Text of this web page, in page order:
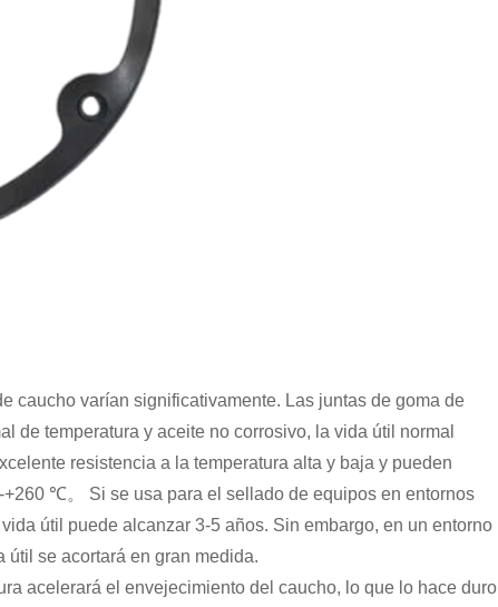
caucho varían significativamente. Las juntas de goma de
de temperatura y aceite no corrosivo, la vida útil normal
resistencia a la temperatura alta y baja y pueden
℃。 Si se usa para el sellado de equipos en entornos
útil puede alcanzar 3-5 años. Sin embargo, en un entorno
se acortará en gran medida.
acelerará el envejecimiento del caucho, lo que lo hace duro